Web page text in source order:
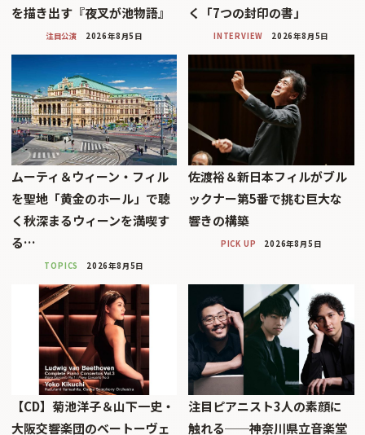
を描き出す『夜叉が池物語』
注目公演 2026年8月5日
く「7つの封印の書」
INTERVIEW 2026年8月5日
ムーティ＆ウィーン・フィル
を聖地「黄金のホール」で聴
く秋深まるウィーンを満喫す
る…
TOPICS 2026年8月5日
佐渡裕＆新日本フィルがブル
ックナー第5番で挑む巨大な
響きの構築
PICK UP 2026年8月5日
【CD】菊池洋子＆山下一史・
大阪交響楽団のベートーヴェ
注目ピアニスト3人の素顔に
触れる──神奈川県立音楽堂